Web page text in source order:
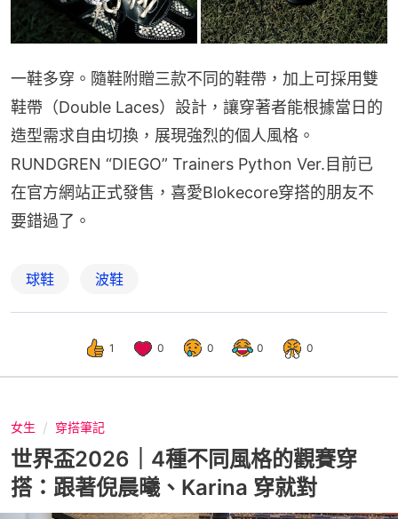
一鞋多穿。隨鞋附贈三款不同的鞋帶，加上可採用雙
鞋帶（Double Laces）設計，讓穿著者能根據當日的
造型需求自由切換，展現強烈的個人風格。
RUNDGREN “DIEGO” Trainers Python Ver.目前已
在官方網站正式發售，喜愛Blokecore穿搭的朋友不
要錯過了。
球鞋 波鞋
1 0 0 0 0
女生 穿搭筆記
世界盃2026｜4種不同風格的觀賽穿
搭：跟著倪晨曦、Karina 穿就對